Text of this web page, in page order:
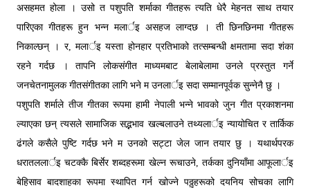
असहमत होला । उसो त पशुपति शर्माका गीतहरू त्यति धेरै मेहनत साथ तयार
पारिएका गीतहरू हुन भन्न मलार्इ असहज लाग्दछ । ती छिनछिनमा गीतहरू
निकाल्छन् । र, मलार्इ यस्ता होनहार प्रतिभाको तत्सम्बन्धी क्षमतामा सदा शंका
रहने गर्दछ । तापनि लोकसंगीत माध्यमबाट बेलाबेलामा उनले प्रस्तुत गर्ने
जनचेतनामुलक गीतसंगीतका लागि भने म उनलार्इ सदा सम्मानपूर्वक सुन्नेनै छु ।
पशुपति शर्माले तीज गीतका रूपमा हामी नेपाली भन्ने भावको जुन गीत प्रकाशनमा
ल्याएका छन् त्यसले सामाजिक सद्भभाव खल्बलाउने तथ्यलार्इ न्यायोचित र तार्किक
ढंगले कसैले पुष्टि गर्दछ भने म उनको सट्टा जेल जान तयार छु । यथार्थपरक
धरातललार्इ चटक्कै बिर्सेर शब्दहरूमा खेल्न रूचाउने, तर्कका दुनियाँमा आफूलार्इ
बेहिसाव बादशाहका रूपमा स्थापित गर्न खोज्ने पठ्ठुहरूको दयनिय सोचका लागि